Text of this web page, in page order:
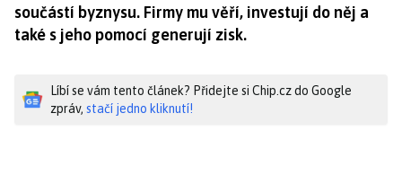
součástí byznysu. Firmy mu věří, investují do něj a
také s jeho pomocí generují zisk.
Líbí se vám tento článek? Přidejte si Chip.cz do Google
zpráv, stačí jedno kliknutí!